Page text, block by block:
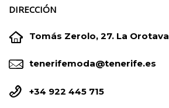
DIRECCIÓN

 Tomás Zerolo, 27. La Orotava

 tenerifemoda@tenerife.es

 +34 922 445 715